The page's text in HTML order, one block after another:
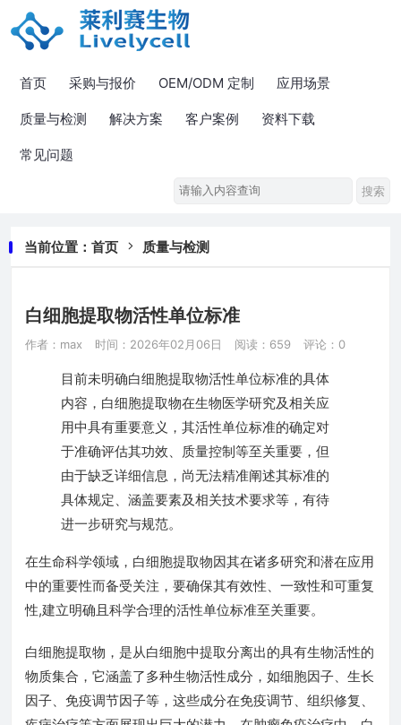
首页 采购与报价 OEM/ODM 定制 应用场景
质量与检测 解决方案 客户案例 资料下载
常见问题
当前位置： 首页 质量与检测
白细胞提取物活性单位标准
作者：max 时间：2026年02月06日 阅读：659 评论：0
目前未明确白细胞提取物活性单位标准的具体
内容，白细胞提取物在生物医学研究及相关应
用中具有重要意义，其活性单位标准的确定对
于准确评估其功效、质量控制等至关重要，但
由于缺乏详细信息，尚无法精准阐述其标准的
具体规定、涵盖要素及相关技术要求等，有待
进一步研究与规范。
在生命科学领域，白细胞提取物因其在诸多研究和潜在应用
中的重要性而备受关注，要确保其有效性、一致性和可重复
性,建立明确且科学合理的活性单位标准至关重要。
白细胞提取物，是从白细胞中提取分离出的具有生物活性的
物质集合，它涵盖了多种生物活性成分，如细胞因子、生长
因子、免疫调节因子等，这些成分在免疫调节、组织修复、